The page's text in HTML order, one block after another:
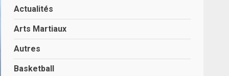
Actualités
Arts Martiaux
Autres
Basketball